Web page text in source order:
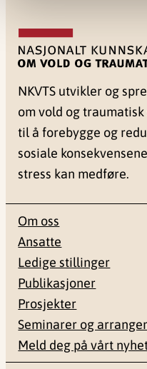
NKVTS utvikler og
om vold og
til å forebygge og
sosiale
stress kan medføre.
Om oss
Ansatte
Ledige stillinger
Publikasjoner
Prosjekter
Seminarer og
Meld deg på vårt